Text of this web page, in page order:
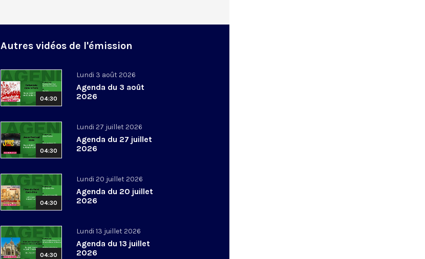
Autres vidéos de l'émission
04:30
Lundi 3 août 2026
Agenda du 3 août
2026
04:30
Lundi 27 juillet 2026
Agenda du 27 juillet
2026
04:30
Lundi 20 juillet 2026
Agenda du 20 juillet
2026
04:30
Lundi 13 juillet 2026
Agenda du 13 juillet
2026